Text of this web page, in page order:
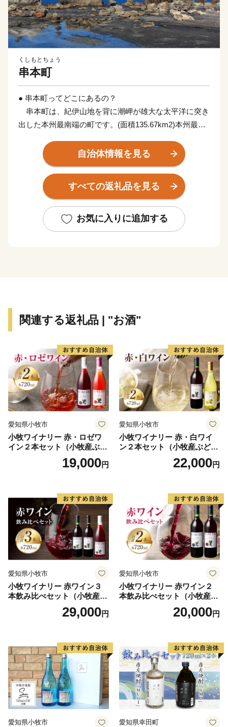
くしもとちょう
串本町
● 串本町ってどこにあるの？
串本町は、紀伊山地を背に潮岬が雄大な太平洋に突き
出した本州最南端の町です。(面積135.67km2)本州最南
は、東京の八丈島とほぼ同緯度に位置します。茫々たる
太平洋に面し、東西に長く延びた海岸線はこの地方の特
色であるリアス式海岸で、奇岩・怪石の雄大な自然美に
恵まれ、吉野熊野国立公園および枯木灘県立自然公園の
黒潮の恵みを受けて、年間平均気温17℃前後と気候は
浮かんでおり、平成11年9月のくしもと大橋開通により
● 世界最北のサンゴの海
串本は北緯33度30分という位置にあり、本来、海藻
の茂る温帯の海に属します。しかし、南から暖かい水を
運んでくる黒潮の働きによって串本の海は常に暖めら
界でもっとも北にあるサンゴの海、それが紀伊半島の先
端にある串本の海なのです。
また、串本の海は暖かい海と冷たい海の接するところ
ての暖かいシーズンは沖縄やフィリピンなどとよく似た
サンゴ中心の景観を見せますが、冬からは海藻が生い茂
り、温帯的景観と熱帯的景観が混じる珍しい景観を見せ
ます。このような環境は世界的に見てもたいへん珍しい
ものです。
本州最南端の町、串本町へ是非一度おこし下さい。
★ABCテレビのニュース情報番組「news おかえり」
されました！
👉和歌山県串本町の「竹皮包みようかん本煉」
👉「竹皮包みようかん3本セット（本煉・柚子・桜）」
★ABCテレビのニュース情報番組「キャスト」で、
「串本食品株式会社」の“じゃばらマグロ” が紹介され
ました！
自治体情報を見る
すべての返礼品を見る
お気に入りに追加する
関連する返礼品 | "お酒"
愛知県小牧市
小牧ワイナリー 赤・ロゼワ
イン２本セット（小牧産ぶど
19,000円
愛知県小牧市
小牧ワイナリー 赤・白ワイ
ン２本セット（小牧産ぶどう
22,000円
愛知県小牧市
小牧ワイナリー 赤ワイン３
本飲み比べセット（小牧産ぶ
どう100％使用）29,000円
愛知県小牧市
小牧ワイナリー 赤ワイン２
本飲み比べセット（小牧産ぶ
どう100％使用）20,000円
愛知県小牧市 愛知県幸田町